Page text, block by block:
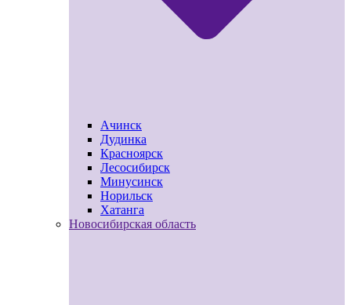
Ачинск
Дудинка
Красноярск
Лесосибирск
Минусинск
Норильск
Хатанга
Новосибирская область